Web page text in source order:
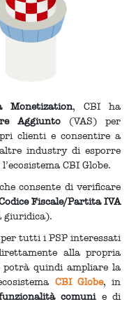
Monetization, CBI ha
Aggiunto (VAS) per
clienti e consentire a
industry di esporre
CBI Globe.
che consente di verificare
Fiscale/Partita IVA
giuridica).
tutti i PSP interessati
alla propria
potrà quindi ampliare la
CBI Globe, in
comunie di